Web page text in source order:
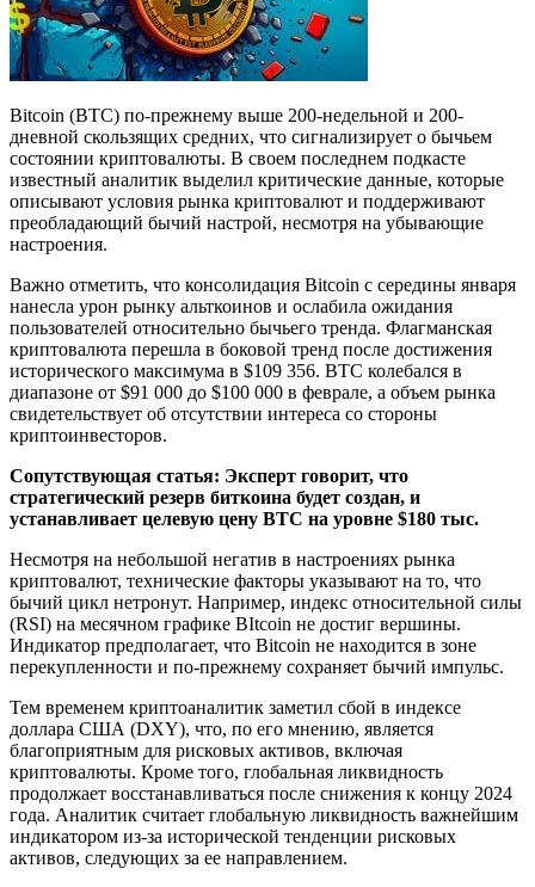
Bitcoin (BTC) по-прежнему выше 200-недельной и 200-
дневной скользящих средних, что сигнализирует о бычьем
состоянии криптовалюты. В своем последнем подкасте
известный аналитик выделил критические данные, которые
описывают условия рынка криптовалют и поддерживают
преобладающий бычий настрой, несмотря на убывающие
настроения.
Важно отметить, что консолидация Bitcoin с середины января
нанесла урон рынку альткоинов и ослабила ожидания
пользователей относительно бычьего тренда. Флагманская
криптовалюта перешла в боковой тренд после достижения
исторического максимума в $109 356. BTC колебался в
диапазоне от $91 000 до $100 000 в феврале, а объем рынка
свидетельствует об отсутствии интереса со стороны
криптоинвесторов.
Сопутствующая статья: Эксперт говорит, что
стратегический резерв биткоина будет создан, и
устанавливает целевую цену BTC на уровне $180 тыс.
Несмотря на небольшой негатив в настроениях рынка
криптовалют, технические факторы указывают на то, что
бычий цикл нетронут. Например, индекс относительной силы
(RSI) на месячном графике BItcoin не достиг вершины.
Индикатор предполагает, что Bitcoin не находится в зоне
перекупленности и по-прежнему сохраняет бычий импульс.
Тем временем криптоаналитик заметил сбой в индексе
доллара США (DXY), что, по его мнению, является
благоприятным для рисковых активов, включая
криптовалюты. Кроме того, глобальная ликвидность
продолжает восстанавливаться после снижения к концу 2024
года. Аналитик считает глобальную ликвидность важнейшим
индикатором из-за исторической тенденции рисковых
активов, следующих за ее направлением.